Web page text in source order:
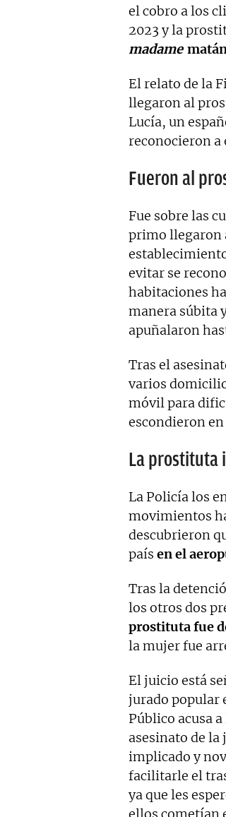
el cobro a los
2023 y la
madame
El relato de la
llegaron al
Lucía, un
reconocieron a
Fueron al
Fue sobre las
primo llegaron
evitar se
habitaciones
manera súbita
apuñalaron
Tras el
varios
móvil para
escondieron
La prostituta
La Policía los
movimientos
descubrieron
país en el
Tras la
los otros dos
prostituta fue
la mujer fue
El juicio está
jurado popular
Público acusa
asesinato de la
implicado y
facilitarle el
ya que les